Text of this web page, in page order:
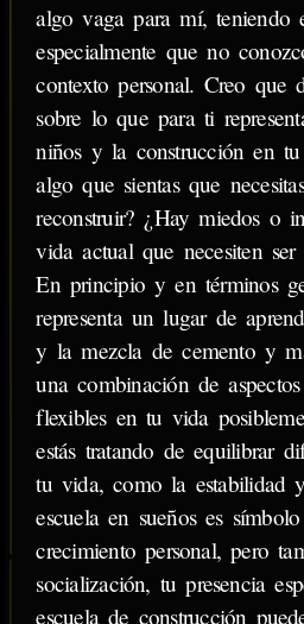
algo vaga para mí, teniendo
especialmente que no
contexto personal. Creo que
sobre lo que para ti
niños y la construcción en
algo que sientas que
reconstruir? ¿Hay miedos o
vida actual que necesiten ser
En principio y en términos
representa un lugar de
y la mezcla de cemento y
una combinación de
flexibles en tu vida
estás tratando de equilibrar
tu vida, como la estabilidad
escuela en sueños es
crecimiento personal, pero
socialización, tu presencia
escuela de construcción